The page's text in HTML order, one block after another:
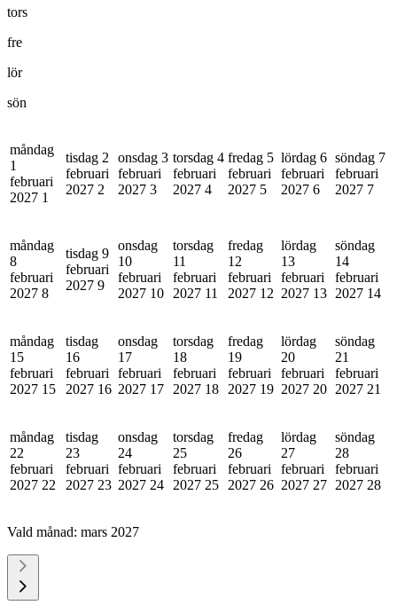
tors
fre
lör
sön
måndag
1
februari
2027 1
tisdag 2
februari
2027 2
onsdag 3
februari
2027 3
torsdag 4
februari
2027 4
fredag 5
februari
2027 5
lördag 6
februari
2027 6
söndag 7
februari
2027 7
måndag
8
februari
2027 8
tisdag 9
februari
2027 9
onsdag
10
februari
2027 10
torsdag
11
februari
2027 11
fredag
12
februari
2027 12
lördag
13
februari
2027 13
söndag
14
februari
2027 14
måndag
15
februari
2027 15
tisdag
16
februari
2027 16
onsdag
17
februari
2027 17
torsdag
18
februari
2027 18
fredag
19
februari
2027 19
lördag
20
februari
2027 20
söndag
21
februari
2027 21
måndag
22
februari
2027 22
tisdag
23
februari
2027 23
onsdag
24
februari
2027 24
torsdag
25
februari
2027 25
fredag
26
februari
2027 26
lördag
27
februari
2027 27
söndag
28
februari
2027 28
Vald månad: mars 2027